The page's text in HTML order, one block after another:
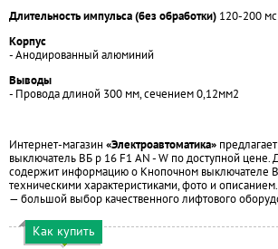
Длительность импульса (без обработки) 120-200 мс
Корпус
- Анодированный алюминий
Выводы
- Провода длиной 300 мм, сечением 0,12мм2
Интернет-магазин «Электроавтоматика»
выключатель ВБ р 16 F1 АN - W по доступной цене.
содержит информацию о Кнопочном выключателе
техническими характеристиками, фото и
— большой выбор качественного лифтового
Как купить